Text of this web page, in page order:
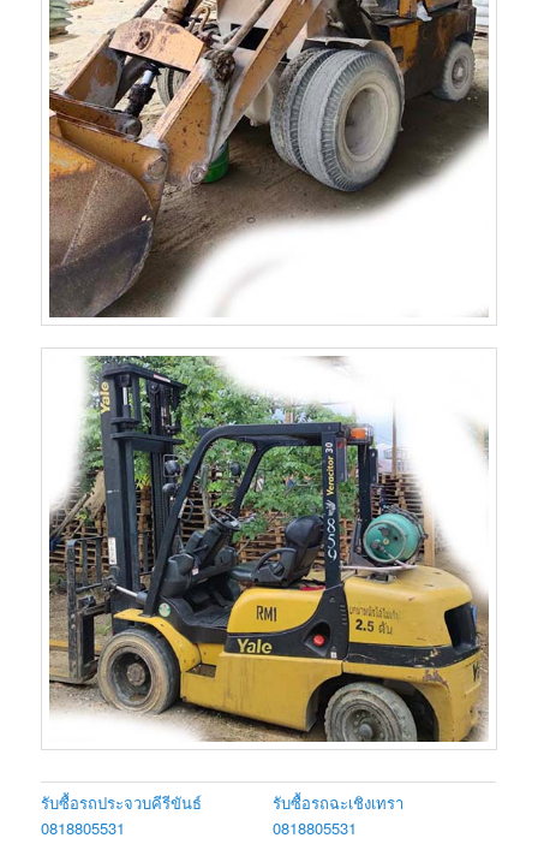
รับซื้อรถประจวบคีรีขันธ์
0818805531
รับซื้อรถฉะเชิงเทรา
0818805531